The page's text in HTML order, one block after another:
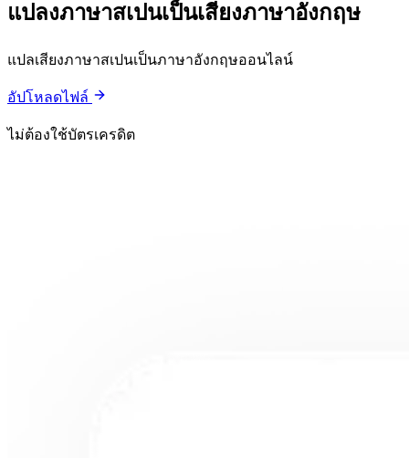
แปลงภาษาสเปนเป็นเสียงภาษาอังกฤษ
แปลเสียงภาษาสเปนเป็นภาษาอังกฤษออนไลน์
อัปโหลดไฟล์
ไม่ต้องใช้บัตรเครดิต